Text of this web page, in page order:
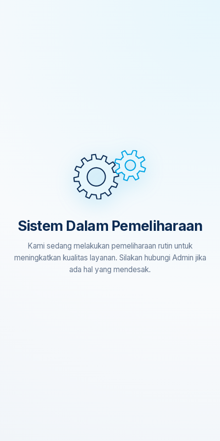
Sistem Dalam Pemeliharaan
Kami sedang melakukan pemeliharaan rutin untuk
meningkatkan kualitas layanan. Silakan hubungi Admin jika
ada hal yang mendesak.